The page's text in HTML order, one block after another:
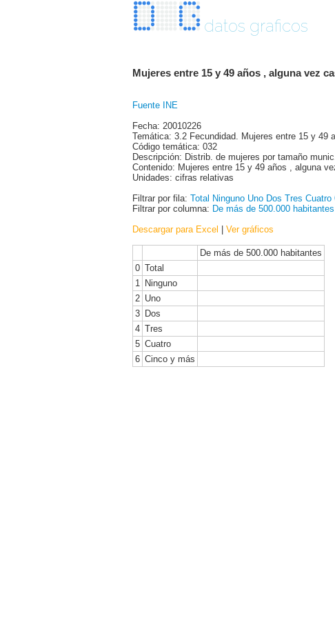
datos graficos
Mujeres entre 15 y 49 años , alguna vez
Fuente INE
Fecha: 20010226
Temática: 3.2 Fecundidad. Mujeres entre 15 y 49
Código temática: 032
Descripción: Distrib. de mujeres por tamaño
Contenido: Mujeres entre 15 y 49 años , alguna
Unidades: cifras relativas
Filtrar por fila: Total Ninguno Uno Dos Tres Cuatro
Filtrar por columna: De más de 500.000 habitantes
Descargar para Excel | Ver gráficos
De más de 500.000 habitantes
0 Total
1
Ninguno
2 Uno
3 Dos
4 Tres
5 Cuatro
6 Cinco y más